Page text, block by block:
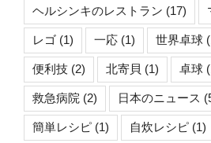
ヘルシンキのレストラン (17)
レゴ (1) 一応 (1) 世界卓球
便利技 (2) 北寄貝 (1) 卓球
救急病院 (2) 日本のニュース
簡単レシピ (1) 自炊レシピ (1)